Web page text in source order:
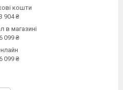
кошти
904 ₴
в магазині
099 ₴
099 ₴